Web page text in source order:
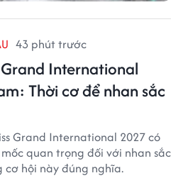
43 phút trước
Grand International
Thời cơ để nhan sắc
Grand International 2027 có
quan trọng đối với nhan sắc
hội này đúng nghĩa.